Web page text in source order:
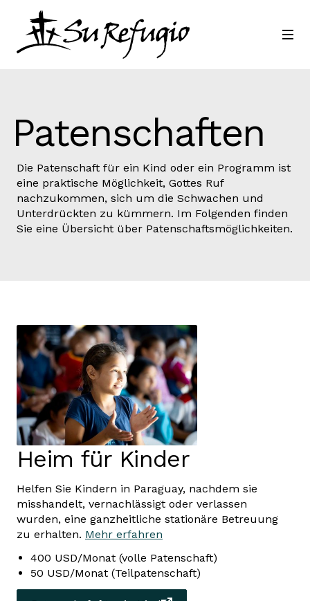
Schließ dich uns an
Sprache
Patenschaften
Die Patenschaft für ein Kind oder ein Programm ist
eine praktische Möglichkeit, Gottes Ruf
nachzukommen, sich um die Schwachen und
Unterdrückten zu kümmern. Im Folgenden finden
Sie eine Übersicht über Patenschaftsmöglichkeiten.
Heim für Kinder
Helfen Sie Kindern in Paraguay, nachdem sie
misshandelt, vernachlässigt oder verlassen
wurden, eine ganzheitliche stationäre Betreuung
zu erhalten. Mehr erfahren
400 USD/Monat (volle Patenschaft)
50 USD/Monat (Teilpatenschaft)